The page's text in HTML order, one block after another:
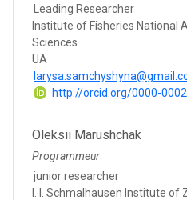
Leading Researcher
Institute of Fisheries National
Sciences
UA
http://orcid.org/0000-
Oleksii Marushchak
Programmeur
junior researcher
I. I. Schmalhausen Institute of